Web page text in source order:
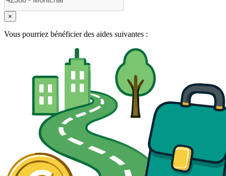
×
Vous pourriez bénéficier des aides suivantes :